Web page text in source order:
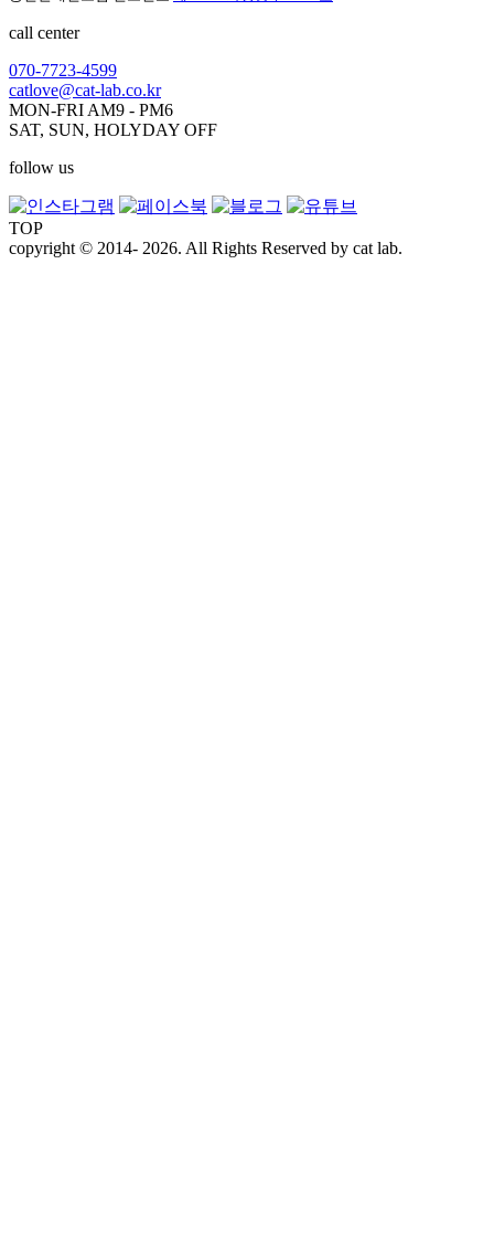
call center
070-7723-4599
catlove@cat-lab.co.kr
MON-FRI AM9 - PM6
SAT, SUN, HOLYDAY OFF
follow us
TOP
copyright © 2014- 2026. All Rights Reserved by cat lab.